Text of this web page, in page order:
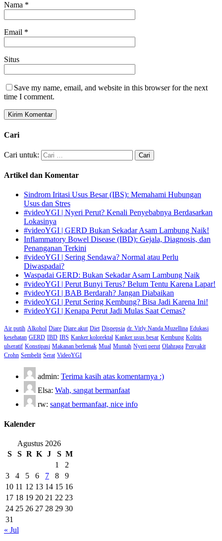
Nama *
Email *
Situs
Save my name, email, and website in this browser for the next
time I comment.
Cari
Cari untuk:
Artikel dan Komentar
Sindrom Iritasi Usus Besar (IBS): Memahami Hubungan
Usus dan Stres
#videoYGI | Nyeri Perut? Kenali Penyebabnya Berdasarkan
Lokasinya
#videoYGI | GERD Bukan Sekadar Asam Lambung Naik!
Inflammatory Bowel Disease (IBD): Gejala, Diagnosis, dan
Penanganan Terkini
#videoYGI | Sering Sendawa? Normal atau Perlu
Diwaspadai?
Waspadai GERD: Bukan Sekadar Asam Lambung Naik
#videoYGI | Perut Bunyi Terus? Belum Tentu Karena Lapar!
#videoYGI | BAB Berdarah? Jangan Diabaikan
#videoYGI | Perut Sering Kembung? Bisa Jadi Karena Ini!
#videoYGI | Kenapa Perut Jadi Mulas Saat Cemas?
Air putih Alkohol Diare Diare akut Diet Dispepsia dr. Virly Nanda Muzellina Edukasi
kesehatan GERD IBD IBS Kanker kolorektal Kanker usus besar Kembung Kolitis
ulseratif Konstipasi Makanan berlemak Mual Muntah Nyeri perut Olahraga Penyakit
Crohn Sembelit Serat VideoYGI
admin: Terima kasih atas komentarnya :)
Elsa: Wah, sangat bermanfaat
rw: sangat bermanfaat, nice info
Kalender
Agustus 2026
S
S R K J S M
1
2
3
4 5 6 7 8
9
10 11 12 13 14 15 16
17 18 19 20 21 22 23
24 25 26 27 28 29 30
31
« Jul